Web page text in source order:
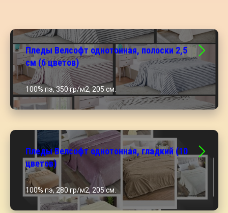
Пледы Велсофт однотонная, полоски 2,5
см (6 цветов)
100% пэ, 350 гр/м2, 205 см.
Пледы Велсофт однотонная, гладкий (10
цветов)
100% пэ, 280 гр/м2, 205 см.